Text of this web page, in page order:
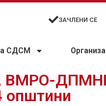
ЗАЧЛЕНИ СЕ
СДСМ
ВМРО-
општини